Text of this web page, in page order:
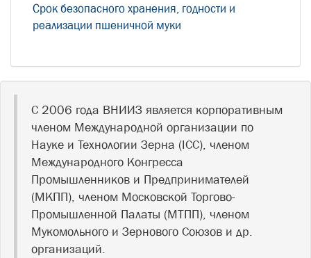
Срок безопасного хранения, годности и
реализации пшеничной муки
С 2006 года ВНИИЗ является корпоративным
членом Международной организации по
Науке и Технологии Зерна (ICC), членом
Международного Конгресса
Промышленников и Предпринимателей
(МКПП), членом Московской Торгово-
Промышленной Палаты (МТПП), членом
Мукомольного и Зернового Союзов и др.
организаций.